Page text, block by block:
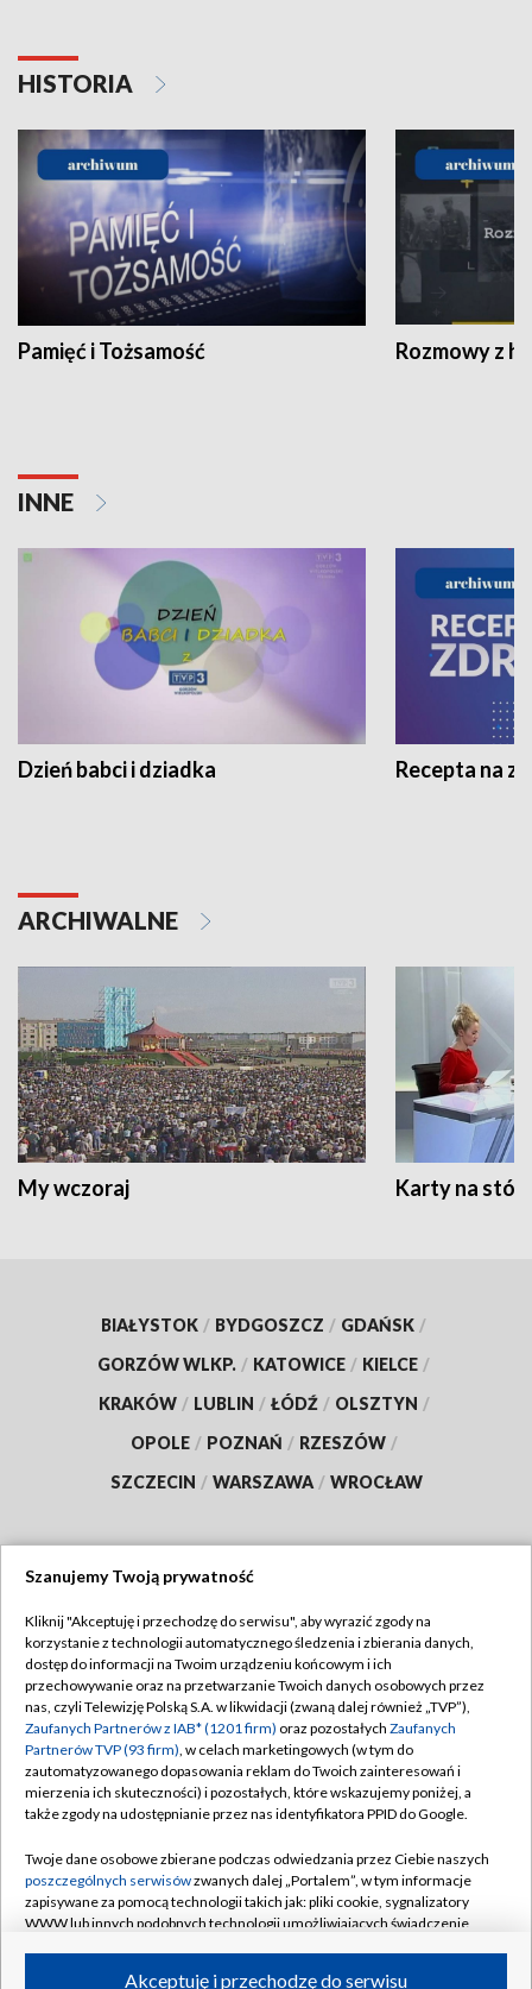
HISTORIA
Pamięć i Tożsamość Rozmowy z
INNE
Dzień babci i dziadka Recepta na
ARCHIWALNE
My wczoraj Karty na
BIAŁYSTOK / BYDGOSZCZ / GDAŃSK /
GORZÓW WLKP. / KATOWICE / KIELCE /
KRAKÓW / LUBLIN / ŁÓDŹ / OLSZTYN /
OPOLE / POZNAŃ / RZESZÓW /
SZCZECIN / WARSZAWA / WROCŁAW
TVP
Abonament TVP
Emisja w TVP
Centrum informacji TVP
Naziemna Telewizja Cyfrowa
Rada Programowa
System NOS
Informacje o nadawcy
Regulamin TVP
Polityka prywatności
Moje zgody
Pomoc
Kontakt
Kanały
Szanujemy Twoją prywatność
Kliknij "Akceptuję i przechodzę do serwisu", aby wyrazić zgody na
korzystanie z technologii automatycznego śledzenia i zbierania danych,
dostęp do informacji na Twoim urządzeniu końcowym i ich
przechowywanie oraz na przetwarzanie Twoich danych osobowych przez
nas, czyli Telewizję Polską S.A. w likwidacji (zwaną dalej również „TVP”),
Zaufanych Partnerów z IAB* (1201 firm) oraz pozostałych Zaufanych
Partnerów TVP (93 firm), w celach marketingowych (w tym do
zautomatyzowanego dopasowania reklam do Twoich zainteresowań i
mierzenia ich skuteczności) i pozostałych, które wskazujemy poniżej, a
także zgody na udostępnianie przez nas identyfikatora PPID do Google.
Twoje dane osobowe zbierane podczas odwiedzania przez Ciebie naszych
poszczególnych serwisówzwanych dalej „Portalem”, w tym informacje
zapisywane za pomocą technologii takich jak: pliki cookie, sygnalizatory
WWW lub innych podobnych technologii umożliwiających świadczenie
Akceptuję i przechodzę do serwisu